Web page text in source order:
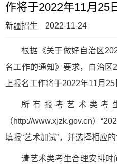
作将于2022年11月25
新疆招生 2022-11-24
根据《关于做好自治区
名工作的通知》要求，自治区
上报名工作将于2022年11月25
所有报考艺术类考
（http://www.xjzk.gov.cn）
填报“艺术加试”，并选择相应
请艺术类考生合理安排时